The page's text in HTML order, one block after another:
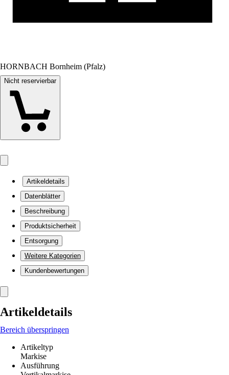
HORNBACH Bornheim (Pfalz)
Nicht reservierbar
Artikeldetails
Datenblätter
Beschreibung
Produktsicherheit
Entsorgung
Weitere Kategorien
Kundenbewertungen
Artikeldetails
Bereich überspringen
Artikeltyp
Markise
Ausführung